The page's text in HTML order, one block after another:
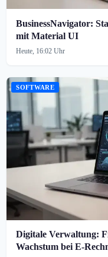
BusinessNavigator:
mit Material UI
Heute, 16:02 Uhr
SOFTWARE
Digitale Verwaltung:
Wachstum bei E-